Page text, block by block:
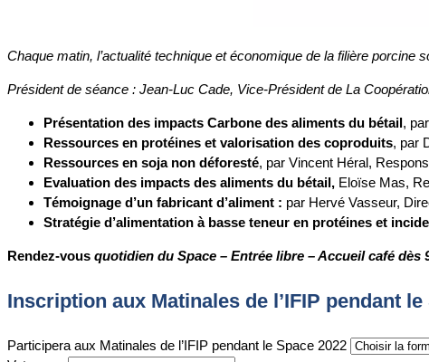
Chaque matin, l’actualité technique et économique de la filière porcine
Président de séance : Jean-Luc Cade, Vice-Président de La
Présentation des impacts Carbone des aliments du bétail,
Ressources en protéines et valorisation des coproduits, par
Ressources en soja non déforesté, par Vincent Héral,
Evaluation des impacts des aliments du bétail, Eloïse Mas,
Témoignage d’un fabricant d’aliment : par Hervé Vasseur,
Stratégie d’alimentation à basse teneur en protéines et
Rendez-vous quotidien du Space – Entrée libre – Accueil café dès
Inscription aux Matinales de l’IFIP pendant le
Participera aux Matinales de l’IFIP pendant le Space 2022